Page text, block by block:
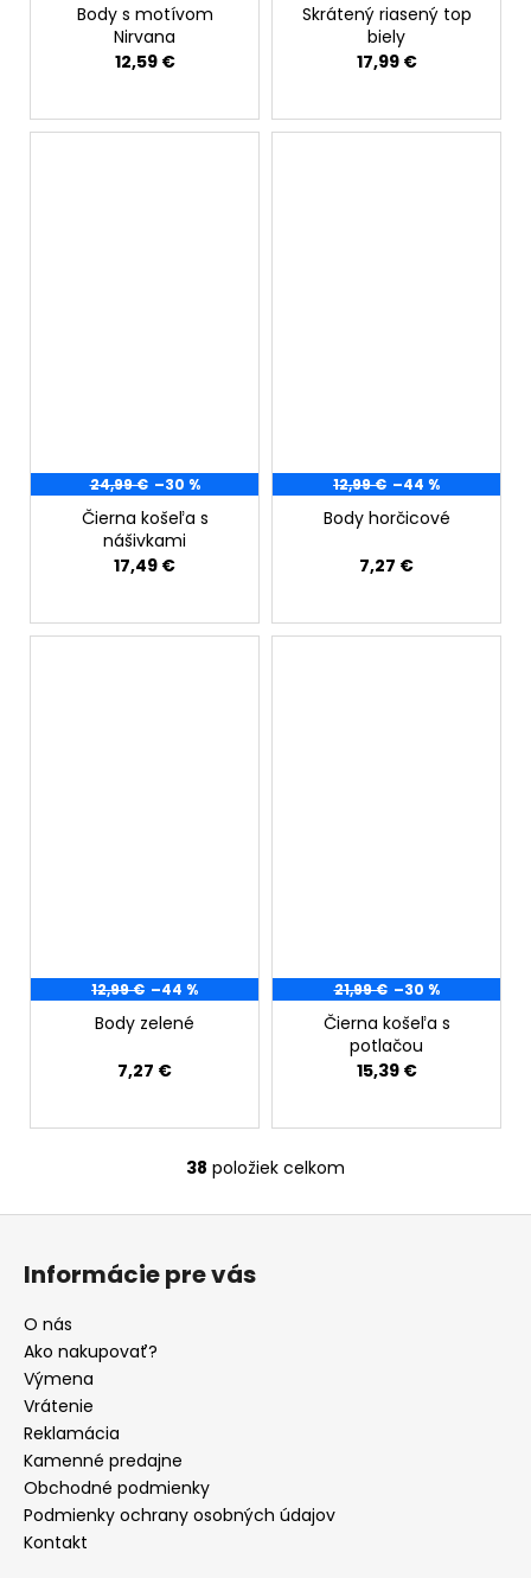
Body s motívom
Nirvana
12,59 €
Skrátený riasený top
biely
17,99 €
24,99 € –30 %
Čierna košeľa s
nášivkami
17,49 €
12,99 € –44 %
Body horčicové
7,27 €
12,99 € –44 %
Body zelené
7,27 €
21,99 € –30 %
Čierna košeľa s
potlačou
15,39 €
O
v
y
38 položiek celkom
Informácie pre vás
O nás
Ako nakupovať?
Výmena
Vrátenie
Reklamácia
Kamenné predajne
Obchodné podmienky
Podmienky ochrany osobných údajov
Kontakt